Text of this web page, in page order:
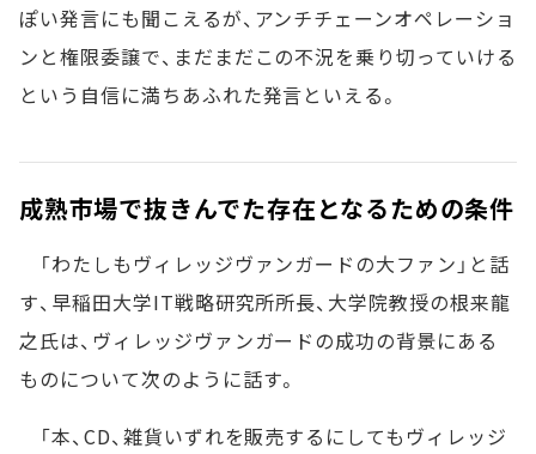
ぽい発言にも聞こえるが、アンチチェーンオペレーショ
ンと権限委譲で、まだまだこの不況を乗り切っていける
という自信に満ちあふれた発言といえる。
成熟市場で抜きんでた存在となるための条件
「わたしもヴィレッジヴァンガードの大ファン」と話
す、早稲田大学IT戦略研究所所長、大学院教授の根来龍
之氏は、ヴィレッジヴァンガードの成功の背景にある
ものについて次のように話す。
「本、CD、雑貨いずれを販売するにしてもヴィレッジ